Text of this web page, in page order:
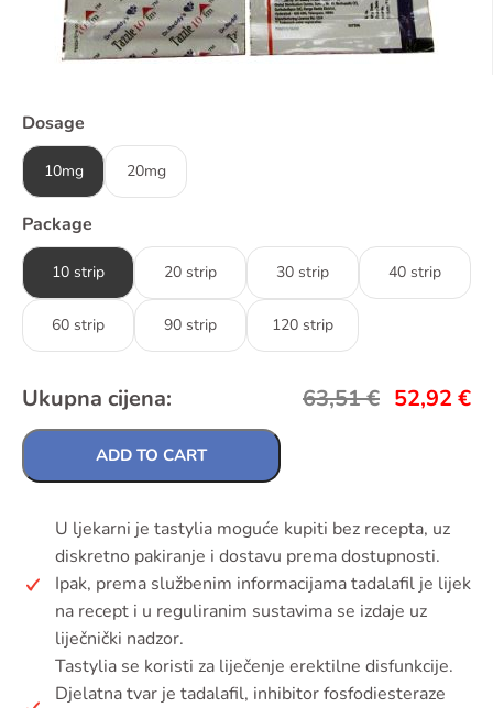
Dosage
10mg 20mg
Package
10 strip 20 strip 30 strip 40 strip
60 strip 90 strip 120 strip
Ukupna cijena: 63,51€ 52,92 €
ADD TO CART
U ljekarni je tastylia moguće kupiti bez recepta, uz
diskretno pakiranje i dostavu prema dostupnosti.
Ipak, prema službenim informacijama tadalafil je lijek
na recept i u reguliranim sustavima se izdaje uz
liječnički nadzor.
Tastylia se koristi za liječenje erektilne disfunkcije.
Djelatna tvar je tadalafil, inhibitor fosfodiesteraze